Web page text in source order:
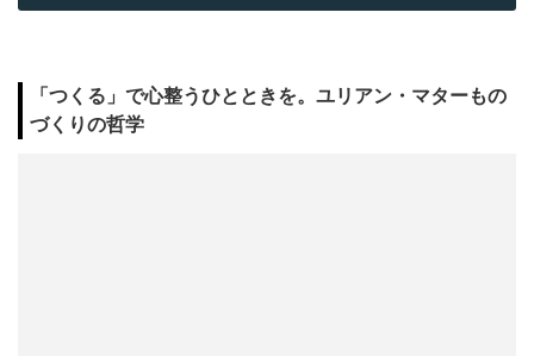
「つくる」で心整うひとときを。ユリアン・マターもの
づくりの哲学